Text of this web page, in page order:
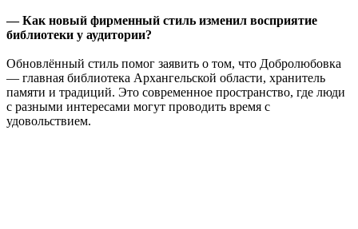
— Как новый фирменный стиль изменил восприятие
библиотеки у аудитории?
Обновлённый стиль помог заявить о том, что Добролюбовка
— главная библиотека Архангельской области, хранитель
памяти и традиций. Это современное пространство, где люди
с разными интересами могут проводить время с
удовольствием.